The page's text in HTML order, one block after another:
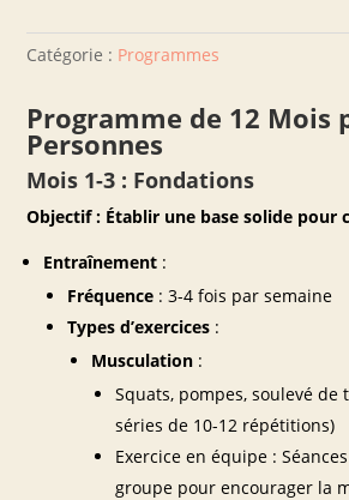
12
Pour
3
Catégorie : Programmes
Programme de 12 Mois
Personnes
Mois 1-3 : Fondations
Objectif : Établir une base solide pour
Entraînement :
Fréquence : 3-4 fois par semaine
Types d’exercices :
Musculation :
Squats, pompes, soulevé de
séries de 10-12 répétitions)
Exercice en équipe :
groupe pour encourager la